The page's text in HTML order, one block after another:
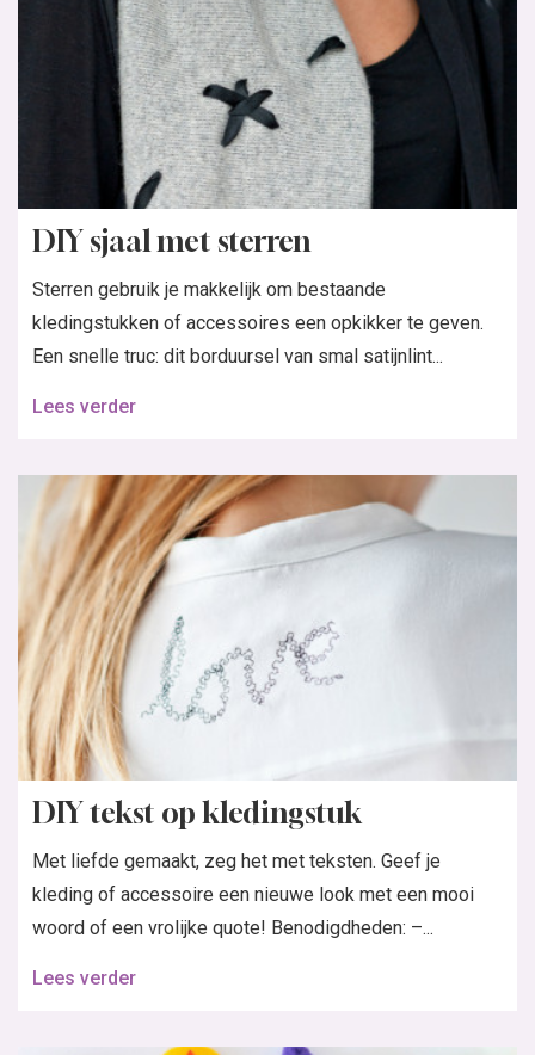
DIY sjaal met sterren
Sterren gebruik je makkelijk om bestaande
kledingstukken of accessoires een opkikker te geven.
Een snelle truc: dit borduursel van smal satijnlint...
Lees verder
DIY tekst op kledingstuk
Met liefde gemaakt, zeg het met teksten. Geef je
kleding of accessoire een nieuwe look met een mooi
woord of een vrolijke quote! Benodigdheden: –...
Lees verder